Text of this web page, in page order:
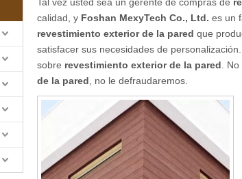
calidad, y Foshan MexyTech Co., Ltd. es un
revestimiento exterior de la pared que
satisfacer sus necesidades de
sobre revestimiento exterior de la pared .
de la pared , no le defraudaremos.